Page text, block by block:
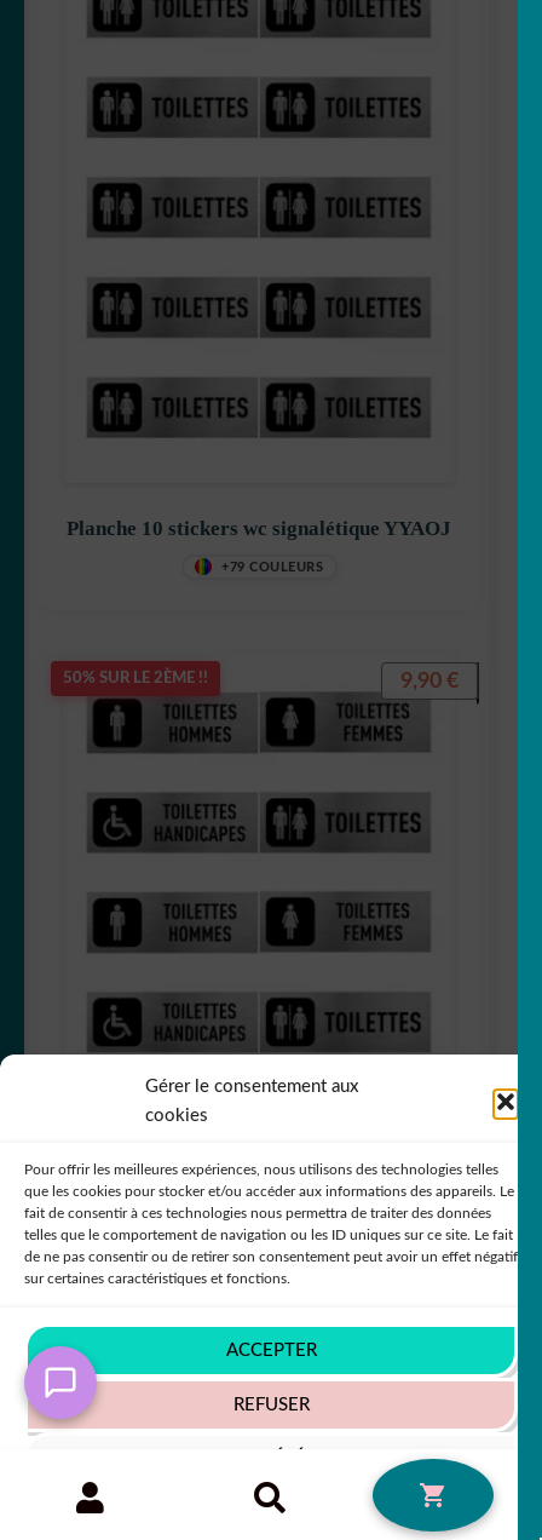
Gérer le consentement aux
cookies
Pour offrir les meilleures expériences, nous utilisons des technologies telles
que les cookies pour stocker et/ou accéder aux informations des appareils. Le
fait de consentir à ces technologies nous permettra de traiter des données
telles que le comportement de navigation ou les ID uniques sur ce site. Le fait
de ne pas consentir ou de retirer son consentement peut avoir un effet négatif
sur certaines caractéristiques et fonctions.
ACCEPTER
REFUSER
Politique de confidentialité
Planche 10 stickers wc signalétique YYAOJ
+79 COULEURS
50% SUR LE 2ÈME !!
Planche 10 stickers wc signalétique BQTB0
+79 COULEURS
9,90 €
50% SUR LE 2ÈME !!
Recherche
RECHERCHE